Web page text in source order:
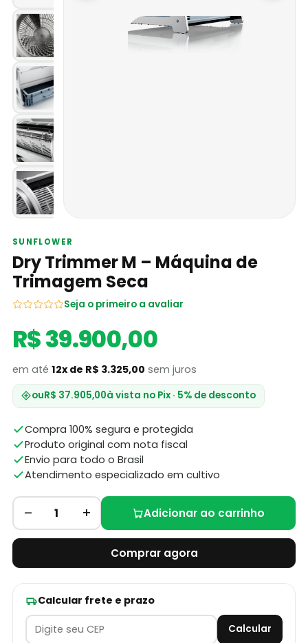
SUNFLOWER
Dry Trimmer M – Máquina de
Trimagem Seca
Seja o primeiro a avaliar
R$ 39.900,00
em até 12x de R$ 3.325,00 sem juros
ouR$ 37.905,00à vista no Pix · 5% de desconto
Compra 100% segura e protegida
Produto original com nota fiscal
Envio para todo o Brasil
Atendimento especializado em cultivo
– 1 + Adicionar ao carrinho
Comprar agora
Calcular frete e prazo
Calcular